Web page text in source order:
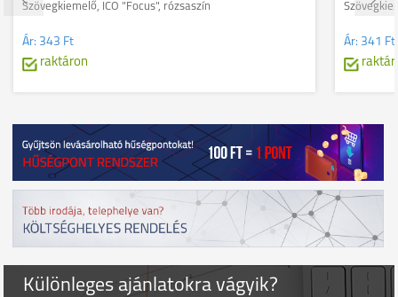
Szövegkiemelő, ICO "Focus", rózsaszín
Ár: 343 Ft
raktáron
Ár: 341 Ft
Különleges ajánlatokra vágyik?